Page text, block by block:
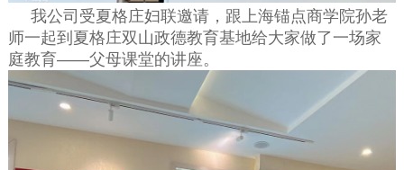
我公司受夏格庄妇联邀请，跟上海锚点商学院孙老
师一起到夏格庄双山政德教育基地给大家做了一场家
庭教育——父母课堂的讲座。